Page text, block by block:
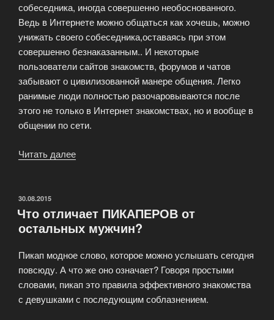
собеседника, иногда совершенно необоснованного.
Ведь в Интернете можно общаться как хочешь, можно
унижать своего собеседника,оставаясь при этом
совершенно безнаказанным.. И некоторые
пользователи сайтов знакомств, форумов и чатов
забывают о цивилизованной манере общения. Легко
ранимые люди полностью разочаровываются после
этого не только в Интернет знакомствах, но и вообще в
общении по сети.
Читать далее
знакомства
в
ОПУБЛИКОВАНО
30.08.2015
Что отличает ПИКАПЕРОВ от
остальных мужчин?
Пикап модное слово, которое можно услышать сегодня
повсюду. А что же оно означает? Говоря простыми
словами, пикап это правила эффективного знакомства
с девушками с последующим соблазнением.